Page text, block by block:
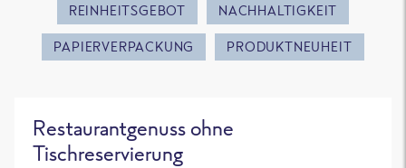
REINHEITSGEBOT NACHHALTIGKEIT
PAPIERVERPACKUNG PRODUKTNEUHEIT
Restaurantgenuss ohne
Tischreservierung